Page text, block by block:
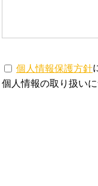
個人情報保護方針
個人情報の取り扱い